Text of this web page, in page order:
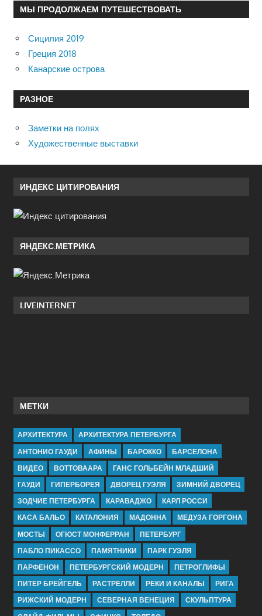
МЫ ПРОДОЛЖАЕМ ПУТЕШЕСТВОВАТЬ
Сицилия 2019
Греция 2018
Канарские острова
РАЗНОЕ
Заметки на полях
Художественные выставки
ИНДЕКС ЦИТИРОВАНИЯ
ЯНДЕКС.МЕТРИКА
LIVEINTERNET
МЕТКИ
АРХИТЕКТУРА
АРХИТЕКТУРА ПЕТЕРБУРГА
АНТОНИО ГАУДИ
АФИНЫ БАРОККО
БАРСЕЛОНА
ВИДЕО
ВОТТОВААРА
ГАНС ГОЛЬБЕЙН МЛАДШИЙ
ГАУДИ
ГИПЕРБОРЕЯ ДВОРЕЦ ГУЭЛЯ
ЗИМНИЙ ДВОРЕЦ
ЗОДЧИЕ ПЕТЕРБУРГА
КАРАВАДЖО
КАРЛ РОССИ
КАСА БАЛЬО
КАТАЛОНИЯ МАДОННА
МЕДУЗА ГОРГОНА
МОСТЫ
ОГЮСТ МОНФЕРРАН
ПЕТЕРБУРГ
ПАБЛО ПИКАССО
ПАМЯТНИКИ
ПАРК ГУЭЛЯ
ПАРФЕНОН
ПЕТЕРБУРГСКИЙ МОДЕРН
ПЕТРОГЛИФЫ
ПИТЕР БРЕЙГЕЛЬ
РАСТРЕЛЛИ РЕКИ И КАНАЛЫ
РИГА
РИЖСКИЙ МОДЕРН
СЕВЕРНАЯ ВЕНЕЦИЯ
СКУЛЬПТУРА